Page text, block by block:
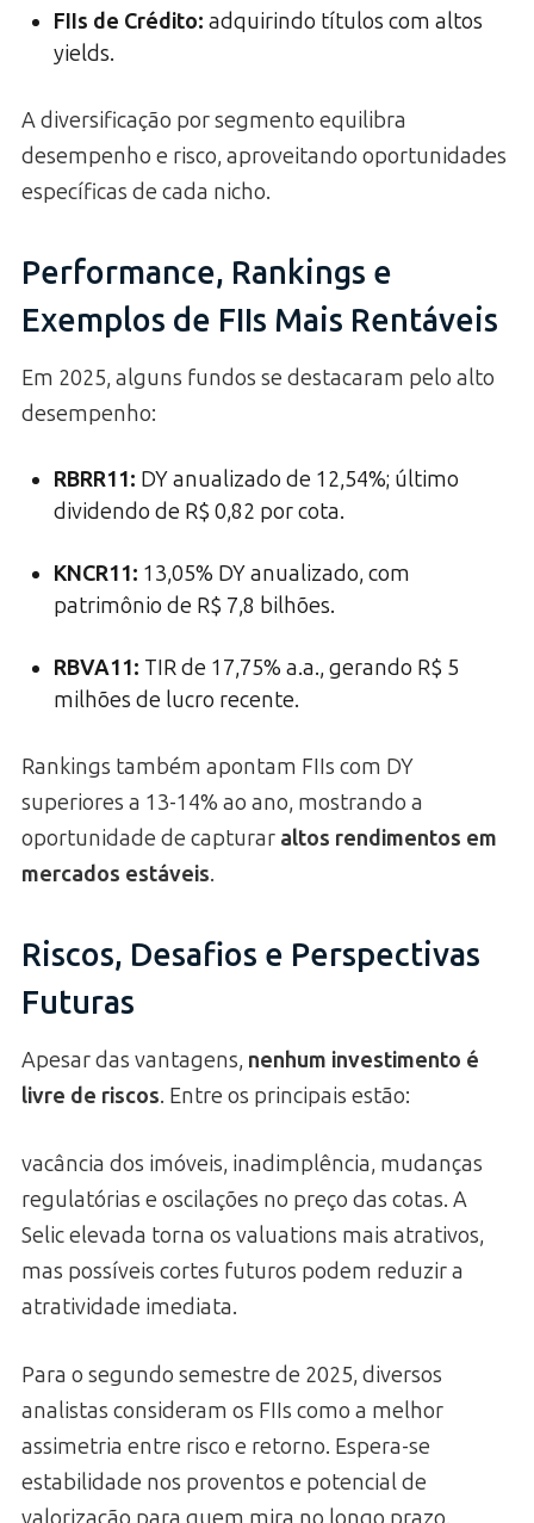
FIIs de Crédito: adquirindo títulos com altos
yields.
A diversificação por segmento equilibra
desempenho e risco, aproveitando oportunidades
específicas de cada nicho.
Performance, Rankings e
Exemplos de FIIs Mais Rentáveis
Em 2025, alguns fundos se destacaram pelo alto
desempenho:
RBRR11: DY anualizado de 12,54%; último
dividendo de R$ 0,82 por cota.
KNCR11: 13,05% DY anualizado, com
patrimônio de R$ 7,8 bilhões.
RBVA11: TIR de 17,75% a.a., gerando R$ 5
milhões de lucro recente.
Rankings também apontam FIIs com DY
superiores a 13-14% ao ano, mostrando a
oportunidade de capturar altos rendimentos em
mercados estáveis.
Riscos, Desafios e Perspectivas
Futuras
Apesar das vantagens, nenhum investimento é
livre de riscos. Entre os principais estão:
vacância dos imóveis, inadimplência, mudanças
regulatórias e oscilações no preço das cotas. A
Selic elevada torna os valuations mais atrativos,
mas possíveis cortes futuros podem reduzir a
atratividade imediata.
Para o segundo semestre de 2025, diversos
analistas consideram os FIIs como a melhor
assimetria entre risco e retorno. Espera-se
estabilidade nos proventos e potencial de